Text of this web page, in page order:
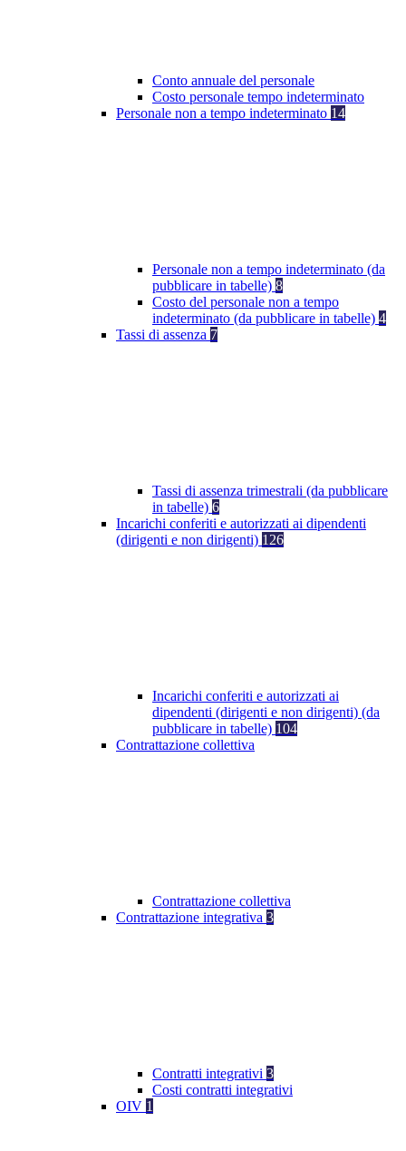
Conto annuale del personale
Costo personale tempo indeterminato
Personale non a tempo indeterminato 14
Personale non a tempo indeterminato (da
pubblicare in tabelle) 8
Costo del personale non a tempo
indeterminato (da pubblicare in tabelle) 4
Tassi di assenza 7
Tassi di assenza trimestrali (da pubblicare
in tabelle) 6
Incarichi conferiti e autorizzati ai dipendenti
(dirigenti e non dirigenti) 126
Incarichi conferiti e autorizzati ai
dipendenti (dirigenti e non dirigenti) (da
pubblicare in tabelle) 104
Contrattazione collettiva
Contrattazione collettiva
Contrattazione integrativa 3
Contratti integrativi 3
Costi contratti integrativi
OIV 1